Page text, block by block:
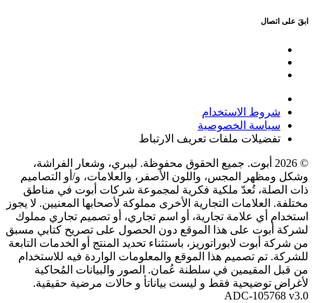
ابقَ على اتصال
شروط الاستخدام
سياسة الخصوصية
تفضيلات ملفات تعريف الارتباط
© 2026 أبوت. جميع الحقوق محفوظة. ليبري، وشعار الفراشة،
وشكل ومظهر المجس، واللون الأصفر، والعلامات، و/أو التصاميم
ذات الصلة، تُعدّ ملكية فكرية لمجموعة شركات أبوت في مناطق
مختلفة. العلامات التجارية الأخرى مملوكة لأصحابها المعنيين. لا يجوز
استخدام أي علامة تجارية، أو اسم تجاري، أو تصميم تجاري مملوك
لشركة أبوت على هذا الموقع دون الحصول على تصريح كتابي مسبق
من شركة أبوت لابوراتوريز، باستثناء تحديد المنتج أو الخدمات التابعة
للشركة. تم تصميم هذا الموقع والمعلومات الواردة فيه للاستخدام
من قبل المقيمين في سلطنة عُمان. الصور والبيانات المُحاكية
لأغراض توضيحية فقط و ليست بياناتأ و حالات مرضية حقيقية.
ADC-105768 v3.0